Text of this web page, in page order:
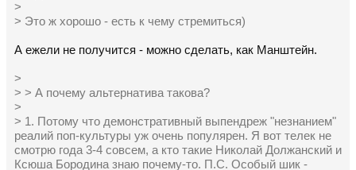
>
> Это ж хорошо - есть к чему стремиться)
А ежели не получится - можно сделать, как Манштейн.
>
> > А почему альтернатива такова?
>
> 1. Потому что демонстративный выпендреж "незнанием"
реалий поп-культуры уж очень популярен. Я вот телек не
смотрю года 3-4 совсем, а кто такие Николай Должанский и
Ксюша Бородина знаю почему-то. П.С. Особый шик -